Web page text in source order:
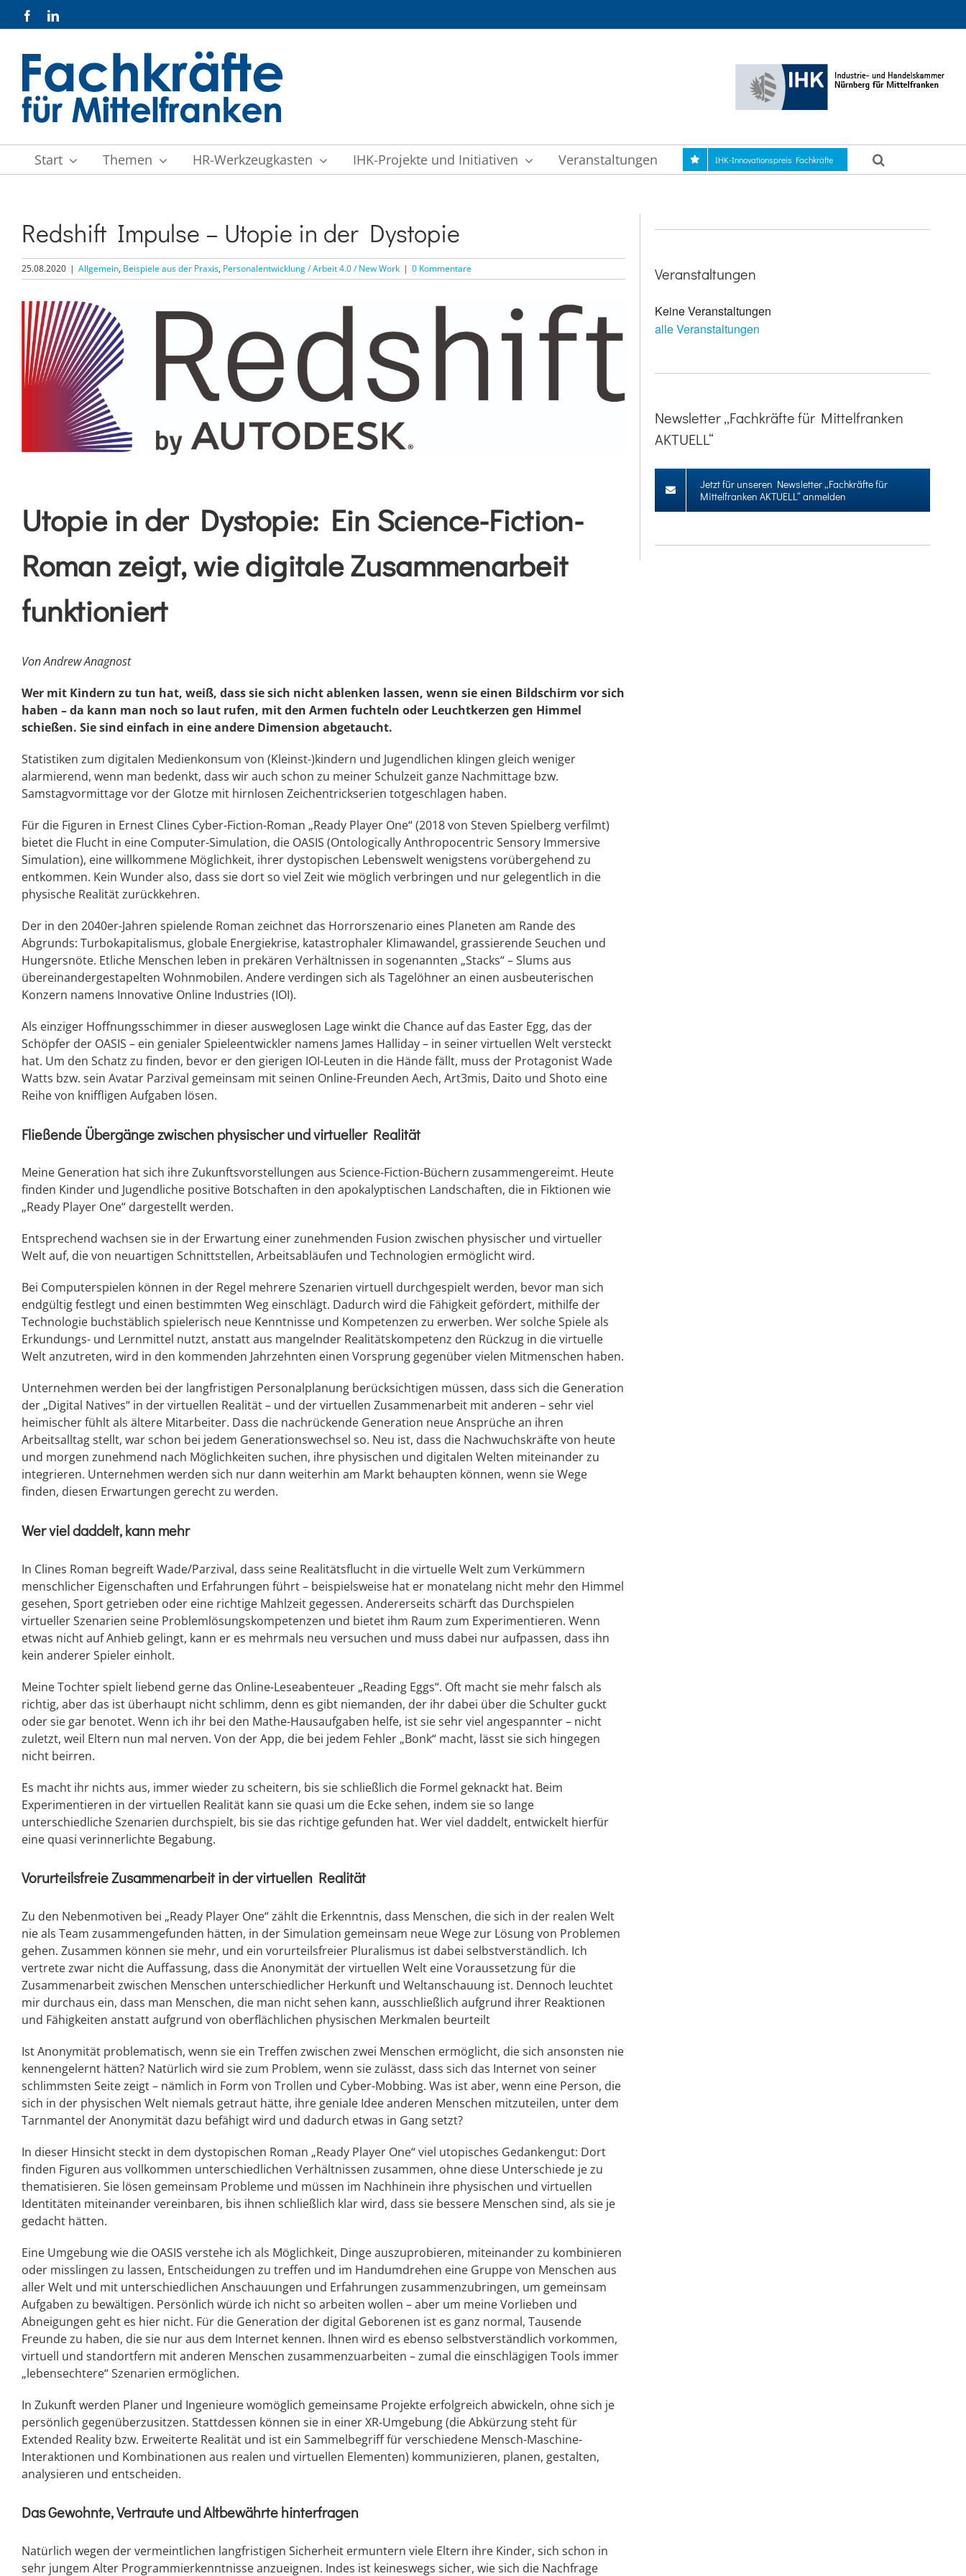
Inhalt
FacebookLinkedIn
Start Themen HR-Werkzeugkasten IHK-Projekte und Initiativen Veranstaltungen IHK-Innovationspreis Fachkräfte
Redshift Impulse – Utopie in der Dystopie
25.08.2020 | Allgemein, Beispiele aus der Praxis, Personalentwicklung / Arbeit 4.0 / New Work | 0 Kommentare
Zeige
grösseres
Bild
Utopie in der Dystopie: Ein Science-Fiction-
Roman zeigt, wie digitale Zusammenarbeit
funktioniert
Von Andrew Anagnost
Wer mit Kindern zu tun hat, weiß, dass sie sich nicht ablenken lassen, wenn sie einen Bildschirm vor sich
haben – da kann man noch so laut rufen, mit den Armen fuchteln oder Leuchtkerzen gen Himmel
schießen. Sie sind einfach in eine andere Dimension abgetaucht.
Statistiken zum digitalen Medienkonsum von (Kleinst-)kindern und Jugendlichen klingen gleich weniger
alarmierend, wenn man bedenkt, dass wir auch schon zu meiner Schulzeit ganze Nachmittage bzw.
Samstagvormittage vor der Glotze mit hirnlosen Zeichentrickserien totgeschlagen haben.
Für die Figuren in Ernest Clines Cyber-Fiction-Roman „Ready Player One“ (2018 von Steven Spielberg verfilmt)
bietet die Flucht in eine Computer-Simulation, die OASIS (Ontologically Anthropocentric Sensory Immersive
Simulation), eine willkommene Möglichkeit, ihrer dystopischen Lebenswelt wenigstens vorübergehend zu
entkommen. Kein Wunder also, dass sie dort so viel Zeit wie möglich verbringen und nur gelegentlich in die
physische Realität zurückkehren.
Der in den 2040er-Jahren spielende Roman zeichnet das Horrorszenario eines Planeten am Rande des
Abgrunds: Turbokapitalismus, globale Energiekrise, katastrophaler Klimawandel, grassierende Seuchen und
Hungersnöte. Etliche Menschen leben in prekären Verhältnissen in sogenannten „Stacks“ – Slums aus
übereinandergestapelten Wohnmobilen. Andere verdingen sich als Tagelöhner an einen ausbeuterischen
Konzern namens Innovative Online Industries (IOI).
Als einziger Hoffnungsschimmer in dieser ausweglosen Lage winkt die Chance auf das Easter Egg, das der
Schöpfer der OASIS – ein genialer Spieleentwickler namens James Halliday – in seiner virtuellen Welt versteckt
hat. Um den Schatz zu finden, bevor er den gierigen IOI-Leuten in die Hände fällt, muss der Protagonist Wade
Watts bzw. sein Avatar Parzival gemeinsam mit seinen Online-Freunden Aech, Art3mis, Daito und Shoto eine
Reihe von kniffligen Aufgaben lösen.
Fließende Übergänge zwischen physischer und virtueller Realität
Meine Generation hat sich ihre Zukunftsvorstellungen aus Science-Fiction-Büchern zusammengereimt. Heute
finden Kinder und Jugendliche positive Botschaften in den apokalyptischen Landschaften, die in Fiktionen wie
„Ready Player One“ dargestellt werden.
Entsprechend wachsen sie in der Erwartung einer zunehmenden Fusion zwischen physischer und virtueller
Welt auf, die von neuartigen Schnittstellen, Arbeitsabläufen und Technologien ermöglicht wird.
Bei Computerspielen können in der Regel mehrere Szenarien virtuell durchgespielt werden, bevor man sich
endgültig festlegt und einen bestimmten Weg einschlägt. Dadurch wird die Fähigkeit gefördert, mithilfe der
Technologie buchstäblich spielerisch neue Kenntnisse und Kompetenzen zu erwerben. Wer solche Spiele als
Erkundungs- und Lernmittel nutzt, anstatt aus mangelnder Realitätskompetenz den Rückzug in die virtuelle
Welt anzutreten, wird in den kommenden Jahrzehnten einen Vorsprung gegenüber vielen Mitmenschen haben.
Unternehmen werden bei der langfristigen Personalplanung berücksichtigen müssen, dass sich die Generation
der „Digital Natives“ in der virtuellen Realität – und der virtuellen Zusammenarbeit mit anderen – sehr viel
heimischer fühlt als ältere Mitarbeiter. Dass die nachrückende Generation neue Ansprüche an ihren
Arbeitsalltag stellt, war schon bei jedem Generationswechsel so. Neu ist, dass die Nachwuchskräfte von heute
und morgen zunehmend nach Möglichkeiten suchen, ihre physischen und digitalen Welten miteinander zu
integrieren. Unternehmen werden sich nur dann weiterhin am Markt behaupten können, wenn sie Wege
finden, diesen Erwartungen gerecht zu werden.
Wer viel daddelt, kann mehr
In Clines Roman begreift Wade/Parzival, dass seine Realitätsflucht in die virtuelle Welt zum Verkümmern
menschlicher Eigenschaften und Erfahrungen führt – beispielsweise hat er monatelang nicht mehr den Himmel
gesehen, Sport getrieben oder eine richtige Mahlzeit gegessen. Andererseits schärft das Durchspielen
virtueller Szenarien seine Problemlösungskompetenzen und bietet ihm Raum zum Experimentieren. Wenn
etwas nicht auf Anhieb gelingt, kann er es mehrmals neu versuchen und muss dabei nur aufpassen, dass ihn
kein anderer Spieler einholt.
Meine Tochter spielt liebend gerne das Online-Leseabenteuer „Reading Eggs“. Oft macht sie mehr falsch als
richtig, aber das ist überhaupt nicht schlimm, denn es gibt niemanden, der ihr dabei über die Schulter guckt
oder sie gar benotet. Wenn ich ihr bei den Mathe-Hausaufgaben helfe, ist sie sehr viel angespannter – nicht
zuletzt, weil Eltern nun mal nerven. Von der App, die bei jedem Fehler „Bonk“ macht, lässt sie sich hingegen
nicht beirren.
Es macht ihr nichts aus, immer wieder zu scheitern, bis sie schließlich die Formel geknackt hat. Beim
Experimentieren in der virtuellen Realität kann sie quasi um die Ecke sehen, indem sie so lange
unterschiedliche Szenarien durchspielt, bis sie das richtige gefunden hat. Wer viel daddelt, entwickelt hierfür
eine quasi verinnerlichte Begabung.
Vorurteilsfreie Zusammenarbeit in der virtuellen Realität
Zu den Nebenmotiven bei „Ready Player One“ zählt die Erkenntnis, dass Menschen, die sich in der realen Welt
nie als Team zusammengefunden hätten, in der Simulation gemeinsam neue Wege zur Lösung von Problemen
gehen. Zusammen können sie mehr, und ein vorurteilsfreier Pluralismus ist dabei selbstverständlich. Ich
vertrete zwar nicht die Auffassung, dass die Anonymität der virtuellen Welt eine Voraussetzung für die
Zusammenarbeit zwischen Menschen unterschiedlicher Herkunft und Weltanschauung ist. Dennoch leuchtet
mir durchaus ein, dass man Menschen, die man nicht sehen kann, ausschließlich aufgrund ihrer Reaktionen
und Fähigkeiten anstatt aufgrund von oberflächlichen physischen Merkmalen beurteilt
Ist Anonymität problematisch, wenn sie ein Treffen zwischen zwei Menschen ermöglicht, die sich ansonsten nie
kennengelernt hätten? Natürlich wird sie zum Problem, wenn sie zulässt, dass sich das Internet von seiner
schlimmsten Seite zeigt – nämlich in Form von Trollen und Cyber-Mobbing. Was ist aber, wenn eine Person, die
sich in der physischen Welt niemals getraut hätte, ihre geniale Idee anderen Menschen mitzuteilen, unter dem
Tarnmantel der Anonymität dazu befähigt wird und dadurch etwas in Gang setzt?
In dieser Hinsicht steckt in dem dystopischen Roman „Ready Player One“ viel utopisches Gedankengut: Dort
finden Figuren aus vollkommen unterschiedlichen Verhältnissen zusammen, ohne diese Unterschiede je zu
thematisieren. Sie lösen gemeinsam Probleme und müssen im Nachhinein ihre physischen und virtuellen
Identitäten miteinander vereinbaren, bis ihnen schließlich klar wird, dass sie bessere Menschen sind, als sie je
gedacht hätten.
Eine Umgebung wie die OASIS verstehe ich als Möglichkeit, Dinge auszuprobieren, miteinander zu kombinieren
oder misslingen zu lassen, Entscheidungen zu treffen und im Handumdrehen eine Gruppe von Menschen aus
aller Welt und mit unterschiedlichen Anschauungen und Erfahrungen zusammenzubringen, um gemeinsam
Aufgaben zu bewältigen. Persönlich würde ich nicht so arbeiten wollen – aber um meine Vorlieben und
Abneigungen geht es hier nicht. Für die Generation der digital Geborenen ist es ganz normal, Tausende
Freunde zu haben, die sie nur aus dem Internet kennen. Ihnen wird es ebenso selbstverständlich vorkommen,
virtuell und standortfern mit anderen Menschen zusammenzuarbeiten – zumal die einschlägigen Tools immer
„lebensechtere“ Szenarien ermöglichen.
In Zukunft werden Planer und Ingenieure womöglich gemeinsame Projekte erfolgreich abwickeln, ohne sich je
persönlich gegenüberzusitzen. Stattdessen können sie in einer XR-Umgebung (die Abkürzung steht für
Extended Reality bzw. Erweiterte Realität und ist ein Sammelbegriff für verschiedene Mensch-Maschine-
Interaktionen und Kombinationen aus realen und virtuellen Elementen) kommunizieren, planen, gestalten,
analysieren und entscheiden.
Das Gewohnte, Vertraute und Altbewährte hinterfragen
Natürlich wegen der vermeintlichen langfristigen Sicherheit ermuntern viele Eltern ihre Kinder, sich schon in
sehr jungem Alter Programmierkenntnisse anzueignen. Indes ist keineswegs sicher, wie sich die Nachfrage
Veranstaltungen
Keine Veranstaltungen
alle Veranstaltungen
Newsletter „Fachkräfte für Mittelfranken
AKTUELL“
Jetzt für unseren Newsletter „Fachkräfte für
Mittelfranken AKTUELL“ anmelden